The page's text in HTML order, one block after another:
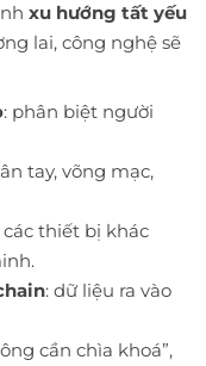
xu hướng tất yếu
lai, công nghệ sẽ
: phân biệt người
tay, võng mạc,
các thiết bị khác
: dữ liệu ra vào
cần chìa khoá”,